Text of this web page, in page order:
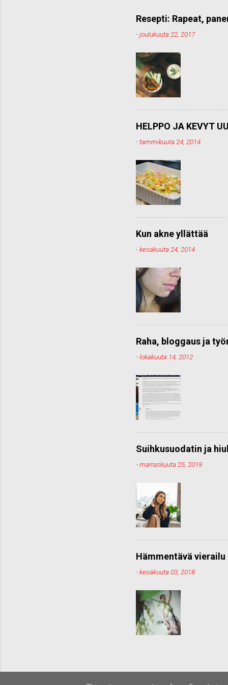
e
t
i
Resepti: Rapeat,
-joulukuuta 22, 2017
HELPPO JA KEVYT
-tammikuuta 24, 2014
Kun akne yllättää
-kesäkuuta 24, 2014
Raha, bloggaus ja
-lokakuuta 14, 2012
Suihkusuodatin ja
-marraskuuta 25, 2019
Hämmentävä
-kesäkuuta 03, 2018